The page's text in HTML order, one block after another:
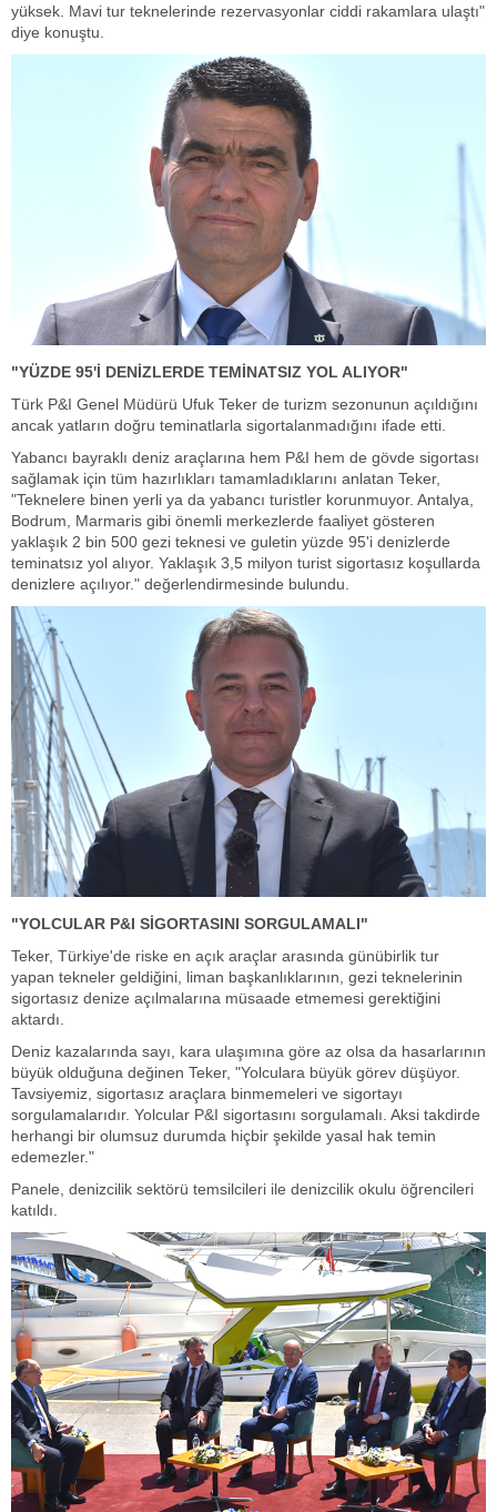
yüksek. Mavi tur teknelerinde rezervasyonlar ciddi rakamlara ulaştı"
diye konuştu.
"YÜZDE 95'İ DENİZLERDE TEMİNATSIZ YOL ALIYOR"
Türk P&I Genel Müdürü Ufuk Teker de turizm sezonunun açıldığını
ancak yatların doğru teminatlarla sigortalanmadığını ifade etti.
Yabancı bayraklı deniz araçlarına hem P&I hem de gövde sigortası
sağlamak için tüm hazırlıkları tamamladıklarını anlatan Teker,
"Teknelere binen yerli ya da yabancı turistler korunmuyor. Antalya,
Bodrum, Marmaris gibi önemli merkezlerde faaliyet gösteren
yaklaşık 2 bin 500 gezi teknesi ve guletin yüzde 95'i denizlerde
teminatsız yol alıyor. Yaklaşık 3,5 milyon turist sigortasız koşullarda
denizlere açılıyor." değerlendirmesinde bulundu.
"YOLCULAR P&I SİGORTASINI SORGULAMALI"
Teker, Türkiye'de riske en açık araçlar arasında günübirlik tur
yapan tekneler geldiğini, liman başkanlıklarının, gezi teknelerinin
sigortasız denize açılmalarına müsaade etmemesi gerektiğini
aktardı.
Deniz kazalarında sayı, kara ulaşımına göre az olsa da hasarlarının
büyük olduğuna değinen Teker, "Yolculara büyük görev düşüyor.
Tavsiyemiz, sigortasız araçlara binmemeleri ve sigortayı
sorgulamalarıdır. Yolcular P&I sigortasını sorgulamalı. Aksi takdirde
herhangi bir olumsuz durumda hiçbir şekilde yasal hak temin
edemezler."
Panele, denizcilik sektörü temsilcileri ile denizcilik okulu öğrencileri
katıldı.